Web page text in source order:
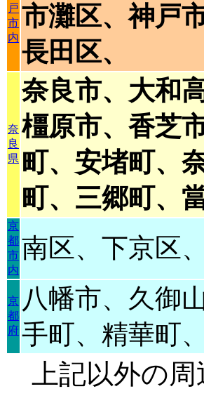
戸
市
内
市灘区、神戸
長田区、
奈
良
県
奈良市、大和
橿原市、香芝
町、安堵町、
町、三郷町、
京
都
市
内
南区、下京区
京
都
府
八幡市、久御
手町、精華町
上記以外の